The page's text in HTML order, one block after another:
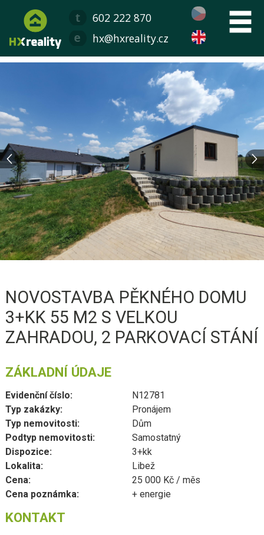
602 222 870
hx@hxreality.cz
NOVOSTAVBA PĚKNÉHO DOMU
3+KK 55 M2 S VELKOU
ZAHRADOU, 2 PARKOVACÍ STÁNÍ
ZÁKLADNÍ ÚDAJE
Evidenční číslo:
N12781
Typ zakázky:
Pronájem
Typ nemovitosti:
Dům
Podtyp nemovitosti:
Samostatný
Dispozice:
3+kk
Lokalita:
Libež
Cena:
25 000 Kč / měs
Cena poznámka:
+ energie
KONTAKT